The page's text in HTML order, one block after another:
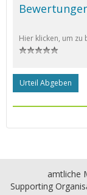
Hier klicken, um zu
Urteil Abgeben
amtliche
Supporting